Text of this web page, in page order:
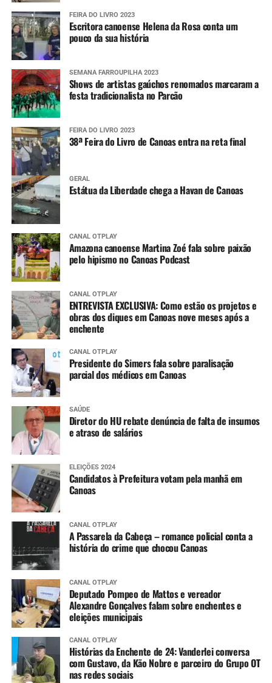
FEIRA DO LIVRO 2023
Escritora canoense Helena da Rosa conta um
pouco da sua história
SEMANA FARROUPILHA 2023
Shows de artistas gaúchos renomados marcaram a
festa tradicionalista no Parcão
FEIRA DO LIVRO 2023
38ª Feira do Livro de Canoas entra na reta final
GERAL
Estátua da Liberdade chega a Havan de Canoas
CANAL OTPLAY
Amazona canoense Martina Zoé fala sobre paixão
pelo hipismo no Canoas Podcast
CANAL OTPLAY
ENTREVISTA EXCLUSIVA: Como estão os projetos e
obras dos diques em Canoas nove meses após a
enchente
CANAL OTPLAY
Presidente do Simers fala sobre paralisação
parcial dos médicos em Canoas
SAÚDE
Diretor do HU rebate denúncia de falta de insumos
e atraso de salários
ELEIÇÕES 2024
Candidatos à Prefeitura votam pela manhã em
Canoas
CANAL OTPLAY
A Passarela da Cabeça – romance policial conta a
história do crime que chocou Canoas
CANAL OTPLAY
Deputado Pompeo de Mattos e vereador
Alexandre Gonçalves falam sobre enchentes e
eleições municipais
CANAL OTPLAY
Histórias da Enchente de 24: Vanderlei conversa
com Gustavo, da Kão Nobre e parceiro do Grupo OT
nas redes sociais